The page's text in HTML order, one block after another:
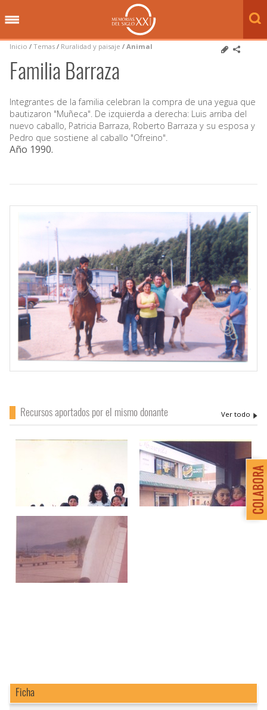
Inicio / Temas / Ruralidad y paisaje / Animal
Familia Barraza
Integrantes de la familia celebran la compra de una yegua que
bautizaron "Muñeca". De izquierda a derecha: Luis arriba del
nuevo caballo, Patricia Barraza, Roberto Barraza y su esposa y
Pedro que sostiene al caballo "Ofreino".
Año 1990.
Recursos aportados por el mismo donante
Ficha